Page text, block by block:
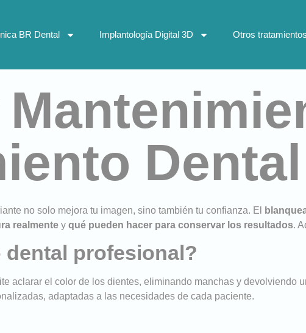
BR Dental Implantología Digital 3D Otros tratamientos
Dental
no solo mejora tu imagen, sino también tu confianza. El
realmente y qué pueden hacer para conservar los resultados.
dental profesional?
aclarar el color de los dientes, eliminando manchas y devolviendo
adaptadas a las necesidades de cada paciente.